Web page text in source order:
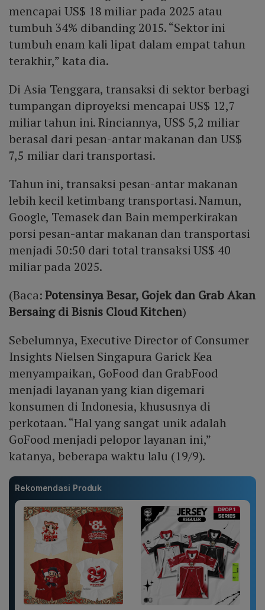
mencapai US$ 18 miliar pada 2025 atau
tumbuh 34% dibanding 2015. “Sektor ini
tumbuh enam kali lipat dalam empat tahun
terakhir,” kata dia.
Di Asia Tenggara, transaksi di sektor berbagi
tumpangan diproyeksi mencapai US$ 12,7
miliar tahun ini. Rinciannya, US$ 5,2 miliar
berasal dari pesan-antar makanan dan US$
7,5 miliar dari transportasi.
Tahun ini, transaksi pesan-antar makanan
lebih kecil ketimbang transportasi. Namun,
Google, Temasek dan Bain memperkirakan
porsi pesan-antar makanan dan transportasi
menjadi 50:50 dari total transaksi US$ 40
miliar pada 2025.
(Baca:Potensinya Besar, Gojek dan Grab Akan
Bersaing di Bisnis Cloud Kitchen)
Sebelumnya, Executive Director of Consumer
Insights Nielsen Singapura Garick Kea
menyampaikan, GoFood dan GrabFood
menjadi layanan yang kian digemari
konsumen di Indonesia, khususnya di
perkotaan. “Hal yang sangat unik adalah
GoFood menjadi pelopor layanan ini,”
katanya, beberapa waktu lalu (19/9).
Rekomendasi Produk